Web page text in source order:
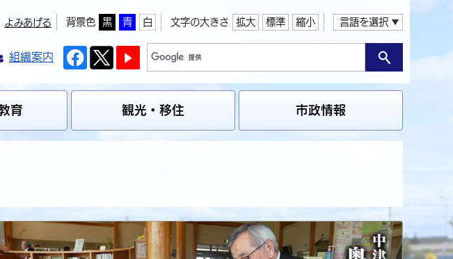
よみあげる 背景色 黒 青 白 文字の大きさ 拡大 標準 縮小 言語を選択
組織案内
育 観光・移住 市政情報